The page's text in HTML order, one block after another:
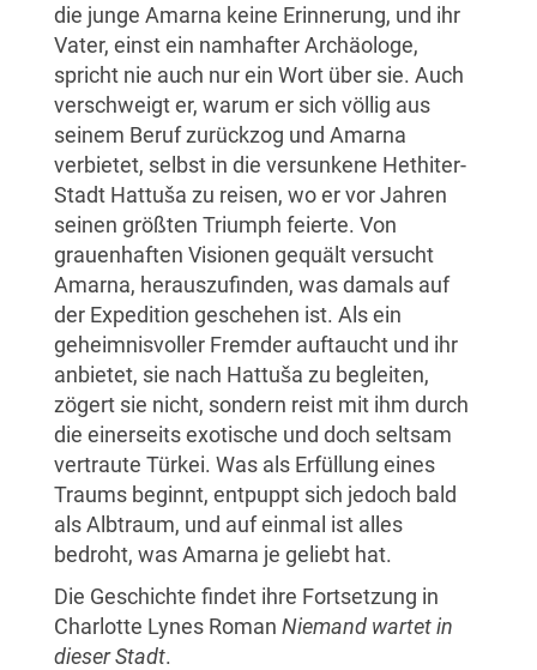
die junge Amarna keine Erinnerung, und ihr
Vater, einst ein namhafter Archäologe,
spricht nie auch nur ein Wort über sie. Auch
verschweigt er, warum er sich völlig aus
seinem Beruf zurückzog und Amarna
verbietet, selbst in die versunkene Hethiter-
Stadt Hattuša zu reisen, wo er vor Jahren
seinen größten Triumph feierte. Von
grauenhaften Visionen gequält versucht
Amarna, herauszufinden, was damals auf
der Expedition geschehen ist. Als ein
geheimnisvoller Fremder auftaucht und ihr
anbietet, sie nach Hattuša zu begleiten,
zögert sie nicht, sondern reist mit ihm durch
die einerseits exotische und doch seltsam
vertraute Türkei. Was als Erfüllung eines
Traums beginnt, entpuppt sich jedoch bald
als Albtraum, und auf einmal ist alles
bedroht, was Amarna je geliebt hat.
Die Geschichte findet ihre Fortsetzung in
Charlotte Lynes Roman Niemand wartet in
dieser Stadt.